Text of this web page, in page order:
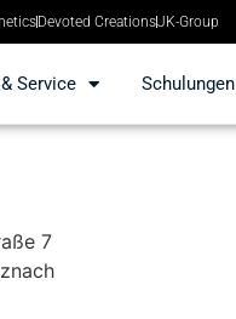
Devoted CreationsJK-Group
Service Schulungen
7